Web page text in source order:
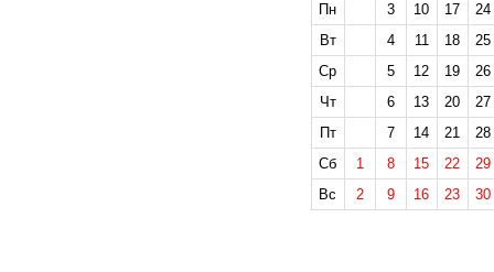
Пн
3 10 17
24
Вт
4 11 18
25
Ср
5 12 19
26
Чт
6 13 20
27
Пт
7 14 21
28
Сб
1 8 15 22
29
Вс
2 9 16 23 30